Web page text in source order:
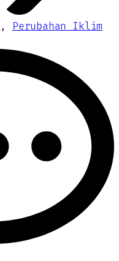
, Perubahan Iklim